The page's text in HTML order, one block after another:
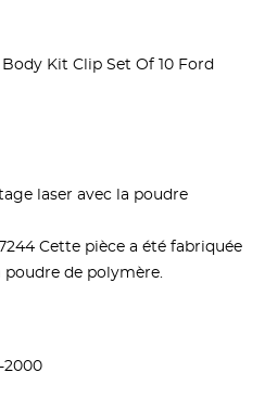
Kit Clip Set Of 10 Ford
laser avec la poudre
Cette pièce a été fabriquée
de polymère.
2000